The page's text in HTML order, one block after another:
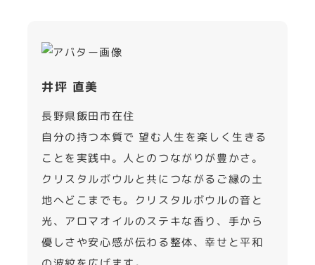
井坪 直美
長野県飯田市在住
自分の持つ本質で 望む人生を楽しく生きる
ことを実践中。人とのつながりが豊かさ。
クリスタルボウルと共につながるご縁の土
地へどこまでも。クリスタルボウルの音と
光、アロマオイルのステキな香り、手から
優しさや安心感が伝わる整体、幸せと平和